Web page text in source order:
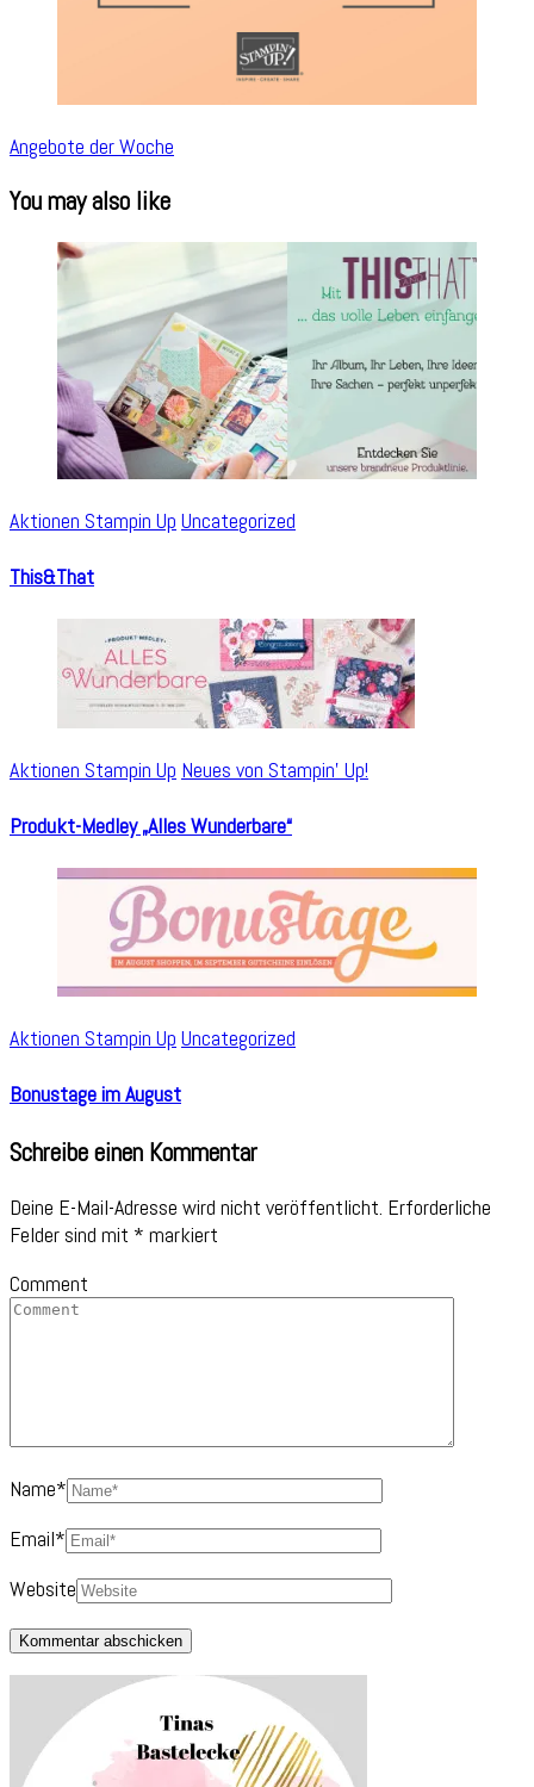
Angebote der Woche
You may also like
Aktionen Stampin Up Uncategorized
This&That
Aktionen Stampin Up Neues von Stampin' Up!
Produkt-Medley „Alles Wunderbare“
Aktionen Stampin Up Uncategorized
Bonustage im August
Schreibe einen Kommentar
Deine E-Mail-Adresse wird nicht veröffentlicht. Erforderliche
Felder sind mit * markiert
Comment
Name*
Email*
Website